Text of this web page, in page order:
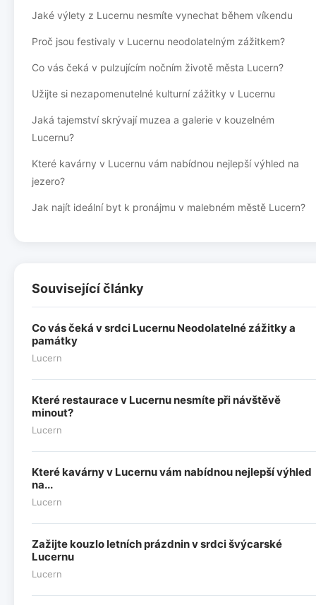
Jaké výlety z Lucernu nesmíte vynechat během víkendu
Proč jsou festivaly v Lucernu neodolatelným zážitkem?
Co vás čeká v pulzujícím nočním životě města Lucern?
Užijte si nezapomenutelné kulturní zážitky v Lucernu
Jaká tajemství skrývají muzea a galerie v kouzelném
Lucernu?
Které kavárny v Lucernu vám nabídnou nejlepší výhled na
jezero?
Jak najít ideální byt k pronájmu v malebném městě Lucern?
Související články
Co vás čeká v srdci Lucernu Neodolatelné zážitky a
památky
Lucern
Které restaurace v Lucernu nesmíte při návštěvě
minout?
Lucern
Které kavárny v Lucernu vám nabídnou nejlepší výhled
na...
Lucern
Zažijte kouzlo letních prázdnin v srdci švýcarské
Lucernu
Lucern